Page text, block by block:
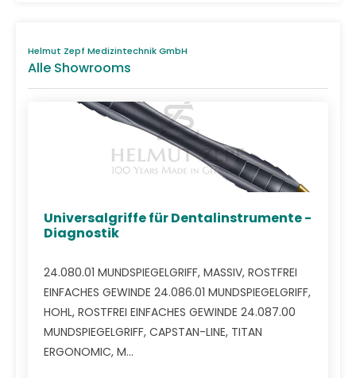
Helmut Zepf Medizintechnik GmbH
Alle Showrooms
Universalgriffe für Dentalinstrumente -
Diagnostik
24.080.01 MUNDSPIEGELGRIFF, MASSIV, ROSTFREI
EINFACHES GEWINDE 24.086.01 MUNDSPIEGELGRIFF,
HOHL, ROSTFREI EINFACHES GEWINDE 24.087.00
MUNDSPIEGELGRIFF, CAPSTAN-LINE, TITAN
ERGONOMIC, M...